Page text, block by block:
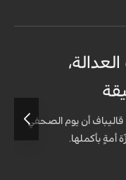
أن يوم الصحفي
أمةٍ بأكملها.